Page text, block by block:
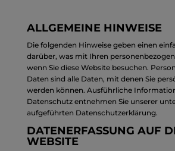
ALLGEMEINE HINWEISE
Die folgenden Hinweise geben einen
darüber, was mit Ihren
wenn Sie diese Website besuchen.
Daten sind alle Daten, mit denen Sie
werden können. Ausführliche
Datenschutz entnehmen Sie unserer
aufgeführten Datenschutzerklärung.
DATENERFASSUNG AUF
WEBSITE